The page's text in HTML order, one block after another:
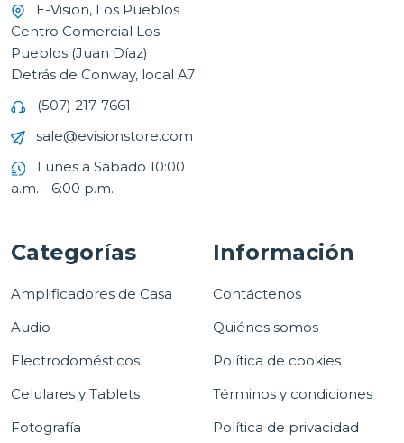
E-Vision, Los Pueblos
Centro Comercial Los
Pueblos (Juan Díaz)
Detrás de Conway, local A7
(507) 217-7661
sale@evisionstore.com
Lunes a Sábado 10:00
a.m. - 6:00 p.m.
Categorías
Amplificadores de Casa
Audio
Electrodomésticos
Celulares y Tablets
Fotografía
Información
Contáctenos
Quiénes somos
Política de cookies
Términos y condiciones
Política de privacidad